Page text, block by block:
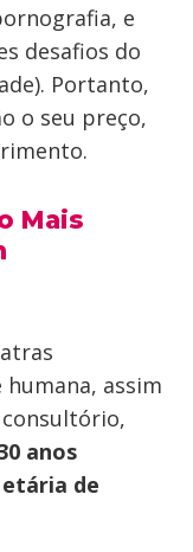
e
desafios do
Portanto,
o seu preço,
Mais
humana, assim
anos
de